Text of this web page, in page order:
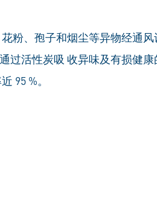
粉、孢子和烟尘等异物经通
过活性炭吸 收异味及有损健
95 %。